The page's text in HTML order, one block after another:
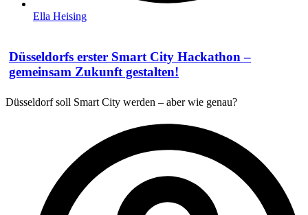
Ella Heising
Düsseldorfs erster Smart City Hackathon –
gemeinsam Zukunft gestalten!
Düsseldorf soll Smart City werden – aber wie genau?